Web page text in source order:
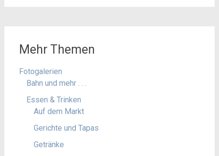
Mehr Themen
Fotogalerien
Bahn und mehr . . .
Essen & Trinken
Auf dem Markt
Gerichte und Tapas
Getränke